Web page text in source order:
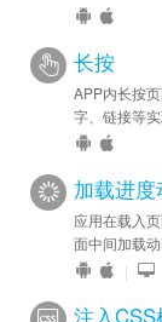
长按
APP内长按
字、链接等实
加载进度
应用在载入
面中间加载动
|
注入CSS